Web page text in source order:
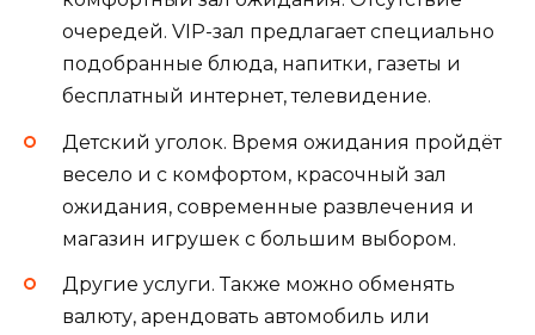
очередей. VIP-зал предлагает специально
подобранные блюда, напитки, газеты и
бесплатный интернет, телевидение.
Детский уголок. Время ожидания пройдёт
весело и с комфортом, красочный зал
ожидания, современные развлечения и
магазин игрушек с большим выбором.
Другие услуги. Также можно обменять
валюту, арендовать автомобиль или